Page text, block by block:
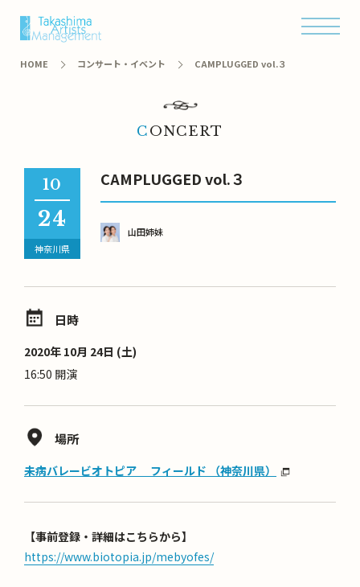
HOME コンサート・イベント CAMPLUGGED vol.３
CONCERT
CAMPLUGGED vol.３
山田姉妹
10
24
神奈川県
日時
2020年 10月 24日 (土)
16:50 開演
場所
未病バレービオトピア フィールド （神奈川県）
【事前登録・詳細はこちらから】
https://www.biotopia.jp/mebyofes/